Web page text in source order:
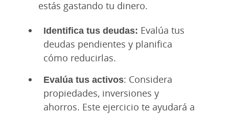
estás gastando tu dinero.
Identifica tus deudas: Evalúa tus
deudas pendientes y planifica
cómo reducirlas.
Evalúa tus activos: Considera
propiedades, inversiones y
ahorros. Este ejercicio te ayudará a